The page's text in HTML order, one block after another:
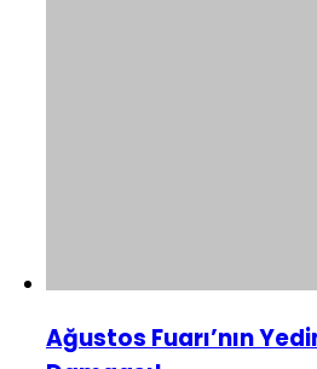
Ağustos Fuarı’nın